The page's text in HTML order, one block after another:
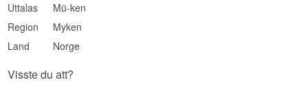
Uttalas
Mü-ken
Region
Myken
Land
Norge
Visste du att?